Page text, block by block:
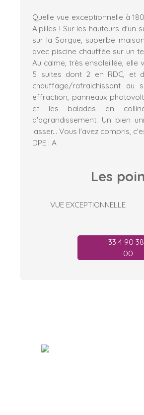
Quelle vue exceptionnelle à
Alpilles ! Sur les hauteurs d'un
sur la Sorgue, superbe
avec piscine chauffée sur un
Au calme, très ensoleillée, elle
5 suites dont 2 en RDC, et
chauffage/rafraichissant au
effraction, panneaux
et les balades en
d'agrandissement. Un bien
lasser... Vous l'avez compris,
DPE : A
Les
VUE EXCEPTIONNELLE
+33 4 90 38
00